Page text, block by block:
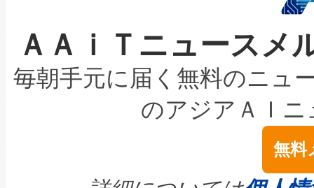
取得できる可能性もあります
設には、3億～4億ドルかか
最高経営責任者（CEO）であ
す。「当社のfully-connected
ームを利用すれば、6,000万
きます。この効率性は、フェ
限を超えて利用可能な電力容
持できるよう貢献します。こ
ービスレベル契約（SLA）違
テリー性能の劣化によるダウ
念は、現在データセンターが
ます。 Voltaiq provides a
なレーザースポットにより、
な環境下でも豊かなディテー
キロメートル範囲を検出
LiDAR for Inspections,
は1535 nmレーザーを搭載。
イズの小径化を実現すること
ＡＡｉＴニュース
毎朝手元に届く無料のニュ
のアジアＡＩ
無料